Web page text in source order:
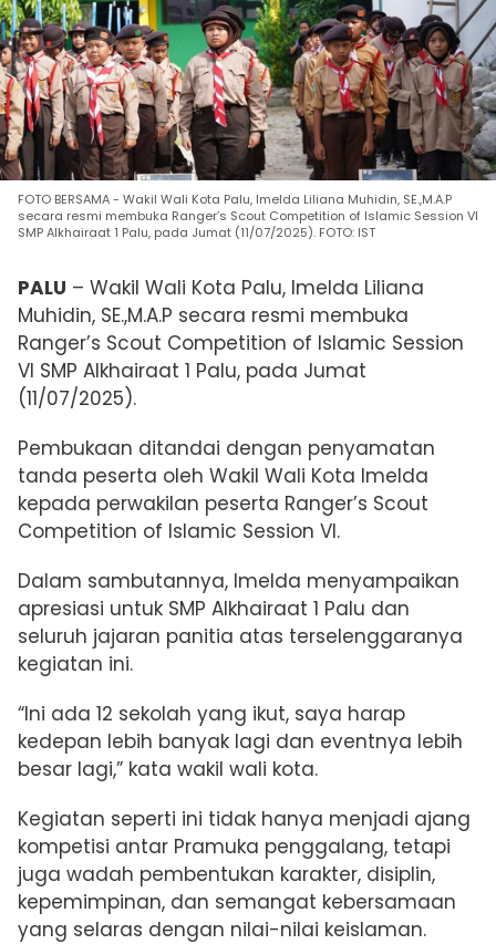
FOTO BERSAMA - Wakil Wali Kota Palu, Imelda Liliana Muhidin, SE.,M.A.P
secara resmi membuka Ranger’s Scout Competition of Islamic Session VI
SMP Alkhairaat 1 Palu, pada Jumat (11/07/2025). FOTO: IST
PALU – Wakil Wali Kota Palu, Imelda Liliana
Muhidin, SE.,M.A.P secara resmi membuka
Ranger’s Scout Competition of Islamic Session
VI SMP Alkhairaat 1 Palu, pada Jumat
(11/07/2025).
Pembukaan ditandai dengan penyamatan
tanda peserta oleh Wakil Wali Kota Imelda
kepada perwakilan peserta Ranger’s Scout
Competition of Islamic Session VI.
Dalam sambutannya, Imelda menyampaikan
apresiasi untuk SMP Alkhairaat 1 Palu dan
seluruh jajaran panitia atas terselenggaranya
kegiatan ini.
“Ini ada 12 sekolah yang ikut, saya harap
kedepan lebih banyak lagi dan eventnya lebih
besar lagi,” kata wakil wali kota.
Kegiatan seperti ini tidak hanya menjadi ajang
kompetisi antar Pramuka penggalang, tetapi
juga wadah pembentukan karakter, disiplin,
kepemimpinan, dan semangat kebersamaan
yang selaras dengan nilai-nilai keislaman.